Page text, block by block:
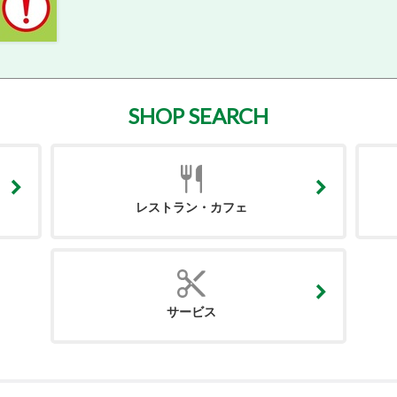
SHOP SEARCH
レストラン・カフェ
サービス